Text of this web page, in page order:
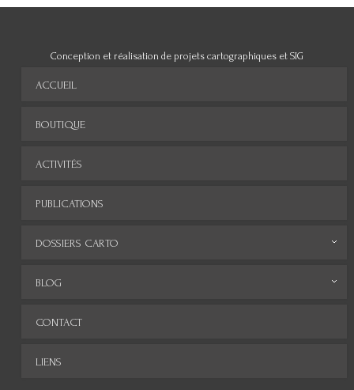
Conception et réalisation de projets cartographiques et SIG
ACCUEIL
BOUTIQUE
ACTIVITÉS
PUBLICATIONS
DOSSIERS CARTO
Monde
BLOG
Archives
CONTACT
LIENS